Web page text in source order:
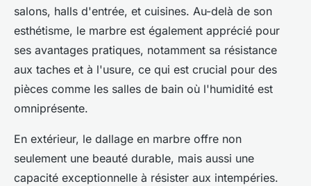
salons, halls d'entrée, et cuisines. Au-delà de son
esthétisme, le marbre est également apprécié pour
ses avantages pratiques, notamment sa résistance
aux taches et à l'usure, ce qui est crucial pour des
pièces comme les salles de bain où l'humidité est
omniprésente.
En extérieur, le dallage en marbre offre non
seulement une beauté durable, mais aussi une
capacité exceptionnelle à résister aux intempéries.